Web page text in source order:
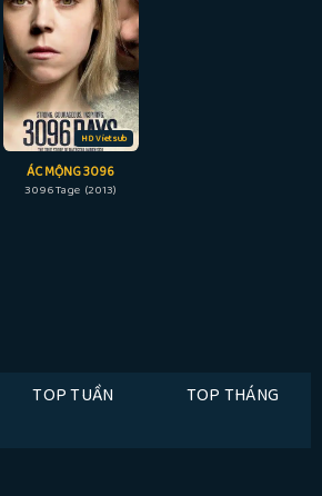
HD Vietsub
ÁC MỘNG 3096
3096 Tage (2013)
TOP TUẦN TOP THÁNG